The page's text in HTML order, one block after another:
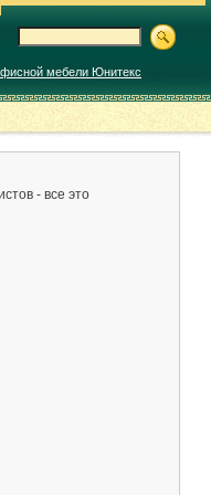
мебели Юнитекс
- все это